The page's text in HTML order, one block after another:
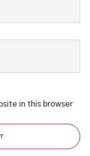
in this browser